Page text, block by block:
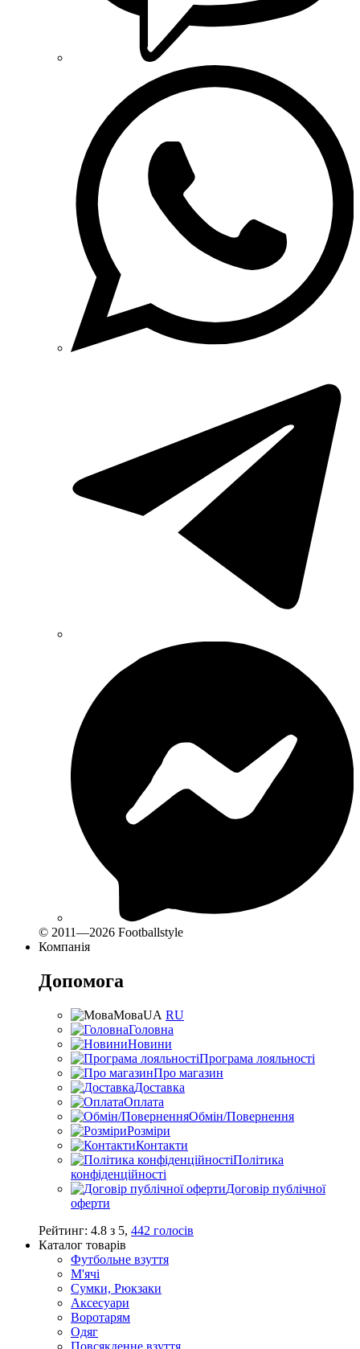
© 2011—2026 Footballstyle
Компанія
Допомога
МоваUA RU
Головна
Новини
Програма лояльності
Про магазин
Доставка
Оплата
Обмін/Повернення
Розміри
Контакти
Політика
конфіденційності
Договір публічної
оферти
Рейтинг: 4.8 з 5, 442 голосів
Каталог товарів
Футбольне взуття
М'ячі
Сумки, Рюкзаки
Аксесуари
Воротарям
Одяг